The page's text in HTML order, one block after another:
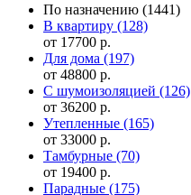
По назначению (1441)
В квартиру (128)
от 17700 р.
Для дома (197)
от 48800 р.
С шумоизоляцией (126)
от 36200 р.
Утепленные (165)
от 33000 р.
Тамбурные (70)
от 19400 р.
Парадные (175)